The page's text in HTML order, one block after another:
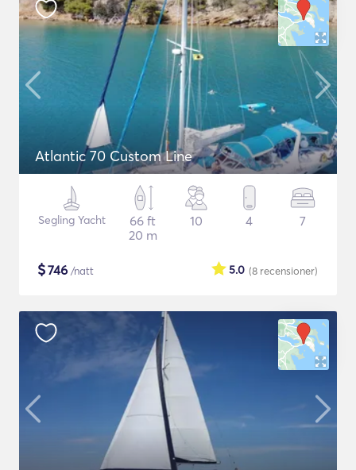
Atlantic 70 Custom Line
Segling Yacht
66 ft
20 m
10 4 7
$746 /natt (8 recensioner)
5.0